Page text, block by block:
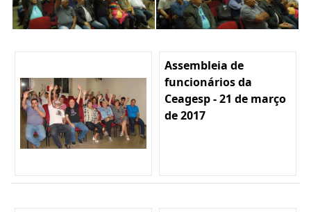
Assembleia de
funcionários da
Ceagesp - 21 de março
de 2017